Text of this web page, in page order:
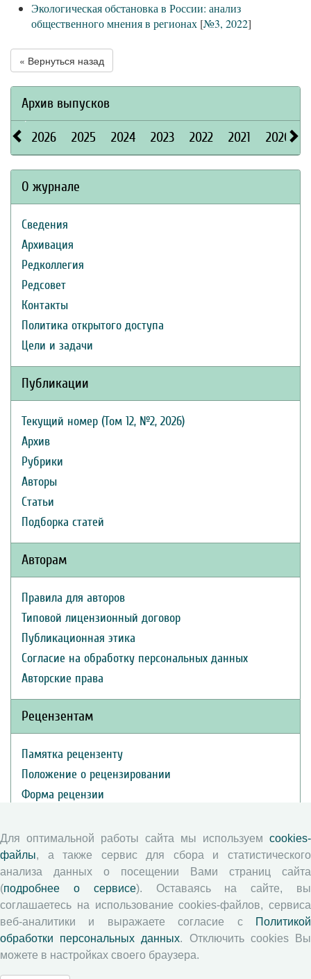
Экологическая обстановка в России: анализ
общественного мнения в регионах [№3, 2022]
« Вернуться назад
Архив выпусков
2026 2025 2024 2023 2022 2021 2020
О журнале
Сведения
Архивация
Редколлегия
Редсовет
Контакты
Политика открытого доступа
Цели и задачи
Публикации
Текущий номер (Том 12, №2, 2026)
Архив
Рубрики
Авторы
Статьи
Подборка статей
Авторам
Правила для авторов
Типовой лицензионный договор
Публикационная этика
Согласие на обработку персональных данных
Авторские права
Рецензентам
Памятка рецензенту
Положение о рецензировании
Форма рецензии
Журналы ВолНЦ РАН
Экономические и социальные перемены
Проблемы развития территории
Вопросы территориального развития
Социальное пространство
Юный экономист
Для оптимальной работы сайта мы используем cookies-
файлы, а также сервис для сбора и статистического
анализа данных о посещении Вами страниц сайта
(подробнее о сервисе). Оставаясь на сайте, вы
соглашаетесь на использование cookies-файлов, сервиса
веб-аналитики и выражаете согласие с
Политикой
обработки персональных данных. Отключить cookies Вы
можете в настройках своего браузера.